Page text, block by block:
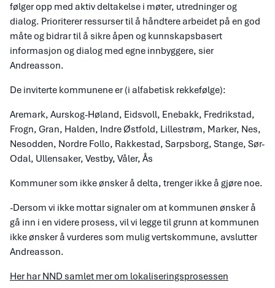
følger opp med aktiv deltakelse i møter, utredninger og
dialog. Prioriterer ressurser til å håndtere arbeidet på en god
måte og bidrar til å sikre åpen og kunnskapsbasert
informasjon og dialog med egne innbyggere, sier
Andreasson.
De inviterte kommunene er (i alfabetisk rekkefølge):
Aremark, Aurskog-Høland, Eidsvoll, Enebakk, Fredrikstad,
Frogn, Gran, Halden, Indre Østfold, Lillestrøm, Marker, Nes,
Nesodden, Nordre Follo, Rakkestad, Sarpsborg, Stange, Sør-
Odal, Ullensaker, Vestby, Våler, Ås
Kommuner som ikke ønsker å delta, trenger ikke å gjøre noe.
-Dersom vi ikke mottar signaler om at kommunen ønsker å
gå inn i en videre prosess, vil vi legge til grunn at kommunen
ikke ønsker å vurderes som mulig vertskommune, avslutter
Andreasson.
Her har NND samlet mer om lokaliseringsprosessen